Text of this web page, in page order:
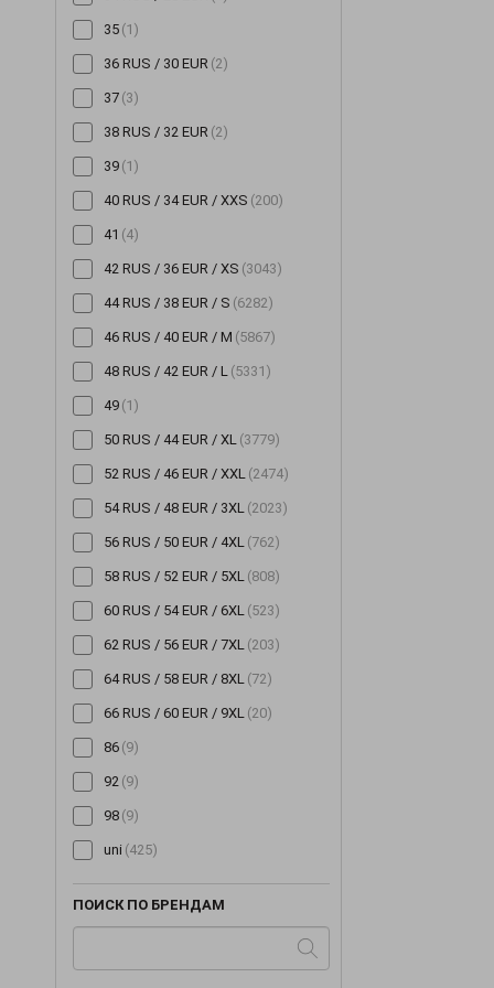
Шорты
Шубы (14)
Юбки
35 (1)
36 RUS / 30 EUR (2)
37 (3)
38 RUS / 32 EUR (2)
39 (1)
40 RUS / 34 EUR / XXS (200)
41 (4)
42 RUS / 36 EUR / XS (3043)
44 RUS / 38 EUR / S (6282)
46 RUS / 40 EUR / M (5867)
48 RUS / 42 EUR / L (5331)
49 (1)
50 RUS / 44 EUR / XL (3779)
52 RUS / 46 EUR / XXL (2474)
54 RUS / 48 EUR / 3XL (2023)
56 RUS / 50 EUR / 4XL (762)
58 RUS / 52 EUR / 5XL (808)
60 RUS / 54 EUR / 6XL (523)
62 RUS / 56 EUR / 7XL (203)
64 RUS / 58 EUR / 8XL (72)
66 RUS / 60 EUR / 9XL (20)
86 (9)
92 (9)
98 (9)
uni (425)
ПОИСК ПО БРЕНДАМ